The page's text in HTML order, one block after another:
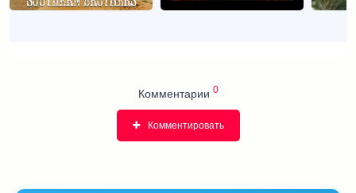
Комментарии 0
Комментировать